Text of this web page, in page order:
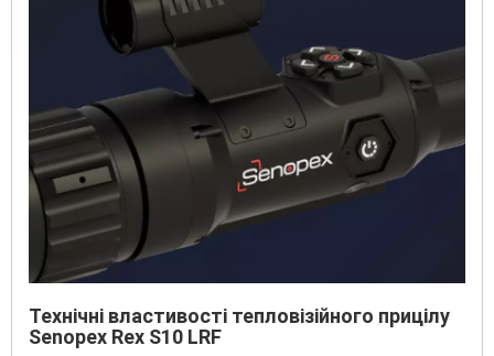
Технічні властивості тепловізійного прицілу
Senopex Rex S10 LRF